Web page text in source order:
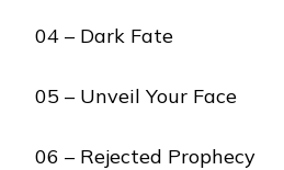
04 – Dark Fate
05 – Unveil Your Face
06 – Rejected Prophecy